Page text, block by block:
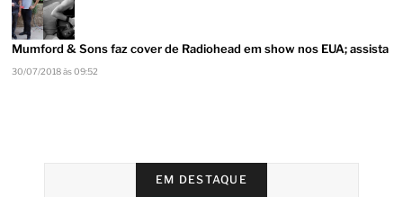
Mumford & Sons faz cover de Radiohead em show nos EUA; assista
30/07/2018 às 09:52
EM DESTAQUE